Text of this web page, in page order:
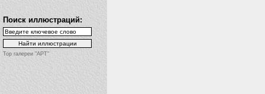
Поиск иллюстраций:
Top галереи "АРТ"